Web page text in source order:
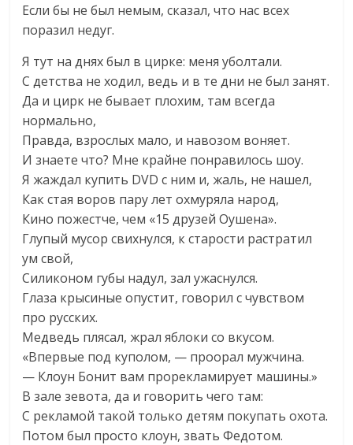
Если бы не был немым, сказал, что нас всех
поразил недуг.
Я тут на днях был в цирке: меня уболтали.
С детства не ходил, ведь и в те дни не был занят.
Да и цирк не бывает плохим, там всегда
нормально,
Правда, взрослых мало, и навозом воняет.
И знаете что? Мне крайне понравилось шоу.
Я жаждал купить DVD с ним и, жаль, не нашел,
Как стая воров пару лет охмуряла народ,
Кино пожестче, чем «15 друзей Оушена».
Глупый мусор свихнулся, к старости растратил
ум свой,
Силиконом губы надул, зал ужаснулся.
Глаза крысиные опустит, говорил с чувством
про русских.
Медведь плясал, жрал яблоки со вкусом.
«Впервые под куполом, — проорал мужчина.
— Клоун Бонит вам прорекламирует машины.»
В зале зевота, да и говорить чего там:
С рекламой такой только детям покупать охота.
Потом был просто клоун, звать Федотом.